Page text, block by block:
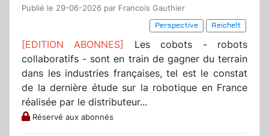
Publié le 29-06-2026 par Francois Gauthier
Perspective
Reichelt
[EDITION ABONNES]
Les cobots - robots
collaboratifs - sont en train de gagner du terrain
dans les industries françaises, tel est le constat
de la dernière étude sur la robotique en France
réalisée par le distributeur...
Réservé aux abonnés